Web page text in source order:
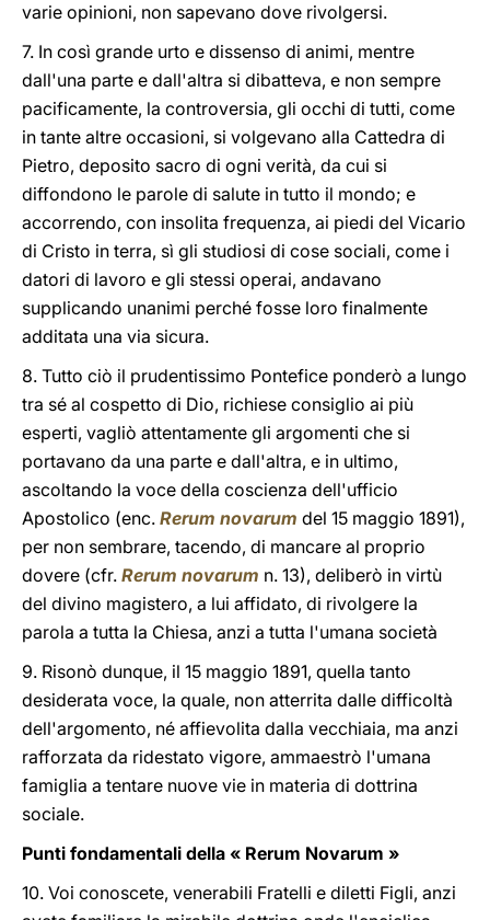
varie opinioni, non sapevano dove rivolgersi.
7. In così grande urto e dissenso di animi, mentre
dall'una parte e dall'altra si dibatteva, e non sempre
pacificamente, la controversia, gli occhi di tutti, come
in tante altre occasioni, si volgevano alla Cattedra di
Pietro, deposito sacro di ogni verità, da cui si
diffondono le parole di salute in tutto il mondo; e
accorrendo, con insolita frequenza, ai piedi del Vicario
di Cristo in terra, sì gli studiosi di cose sociali, come i
datori di lavoro e gli stessi operai, andavano
supplicando unanimi perché fosse loro finalmente
additata una via sicura.
8. Tutto ciò il prudentissimo Pontefice ponderò a lungo
tra sé al cospetto di Dio, richiese consiglio ai più
esperti, vagliò attentamente gli argomenti che si
portavano da una parte e dall'altra, e in ultimo,
ascoltando la voce della coscienza dell'ufficio
Apostolico (enc. Rerum novarum del 15 maggio 1891),
per non sembrare, tacendo, di mancare al proprio
dovere (cfr. Rerum novarum n. 13), deliberò in virtù
del divino magistero, a lui affidato, di rivolgere la
parola a tutta la Chiesa, anzi a tutta l'umana società
9. Risonò dunque, il 15 maggio 1891, quella tanto
desiderata voce, la quale, non atterrita dalle difficoltà
dell'argomento, né affievolita dalla vecchiaia, ma anzi
rafforzata da ridestato vigore, ammaestrò l'umana
famiglia a tentare nuove vie in materia di dottrina
sociale.
Punti fondamentali della « Rerum Novarum »
10. Voi conoscete, venerabili Fratelli e diletti Figli, anzi